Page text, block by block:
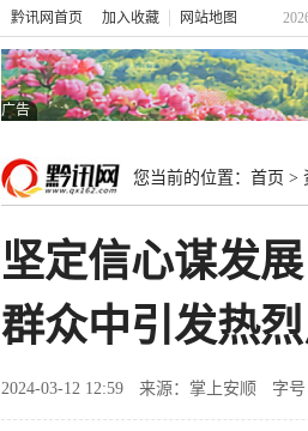
黔讯网首页 加入收藏 网站地图
广告
您当前的位置： 首页 >
坚定信心谋发
群众中引发热
2024-03-12 12:59 来源：掌上安顺 字